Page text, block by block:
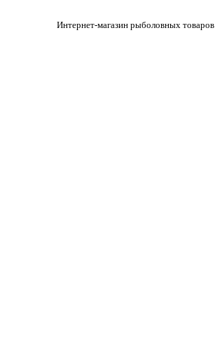
Интернет-магазин рыболовных товаров